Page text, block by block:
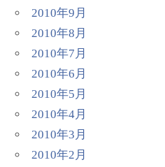
2010年9月
2010年8月
2010年7月
2010年6月
2010年5月
2010年4月
2010年3月
2010年2月